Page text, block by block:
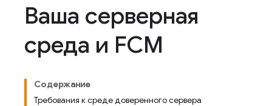
Ваша серверная
среда и FCM
Содержание
Требования к среде доверенного сервера